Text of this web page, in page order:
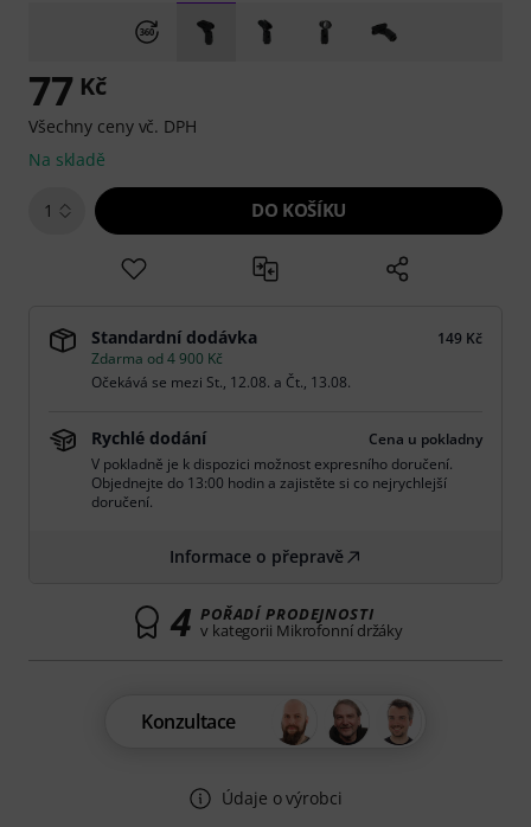
77 Kč
Všechny ceny vč. DPH
Na skladě
1 DO KOŠÍKU
Standardní dodávka
149 Kč
Zdarma od 4 900 Kč
Očekává se mezi St., 12.08. a Čt., 13.08.
Rychlé dodání
Cena u pokladny
V pokladně je k dispozici možnost expresního doručení.
Objednejte do 13:00 hodin a zajistěte si co nejrychlejší
doručení.
Informace o přepravě
4 POŘADÍ PRODEJNOSTI
v kategorii Mikrofonní držáky
Konzultace
Údaje o výrobci